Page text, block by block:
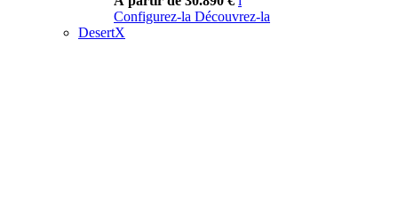
Configurez-la Découvrez-la
DesertX